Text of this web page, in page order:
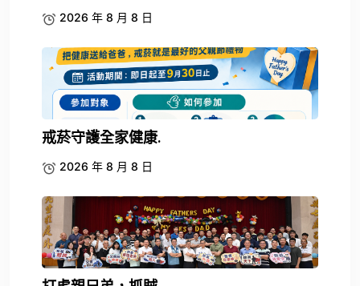
2026 年 8 月 8 日
戒菸守護全家健康.
2026 年 8 月 8 日